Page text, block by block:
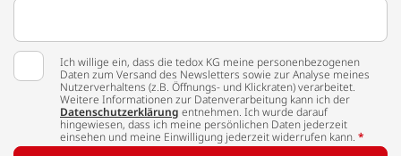
Ich willige ein, dass die tedox KG meine personenbezogenen
Daten zum Versand des Newsletters sowie zur Analyse meines
Nutzerverhaltens (z.B. Öffnungs- und Klickraten) verarbeitet.
Weitere Informationen zur Datenverarbeitung kann ich der
Datenschutzerklärung entnehmen. Ich wurde darauf
hingewiesen, dass ich meine persönlichen Daten jederzeit
einsehen und meine Einwilligung jederzeit widerrufen kann. *